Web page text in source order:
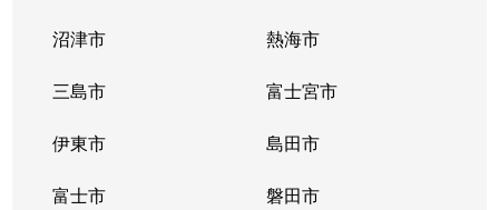
沼津市 熱海市
三島市 富士宮市
伊東市 島田市
富士市 磐田市